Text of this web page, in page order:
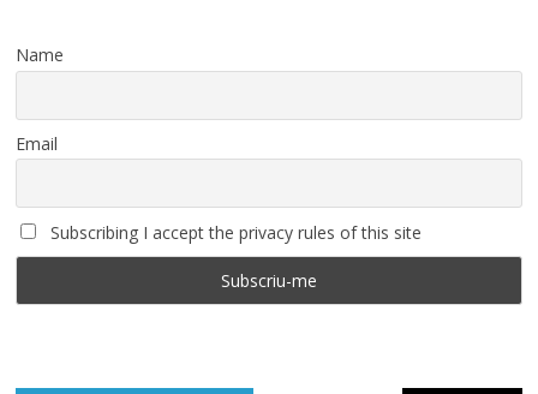
Name
Email
Subscribing I accept the privacy rules of this site